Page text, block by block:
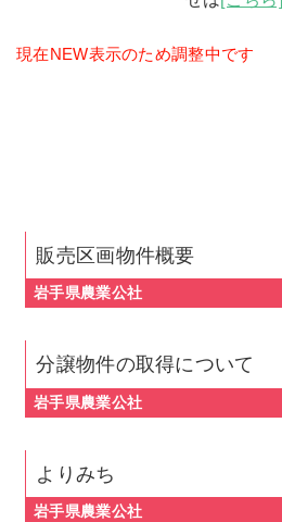
現在NEW表示のため調整中です
販売区画物件概要
岩手県農業公社
分譲物件の取得について
岩手県農業公社
よりみち
岩手県農業公社